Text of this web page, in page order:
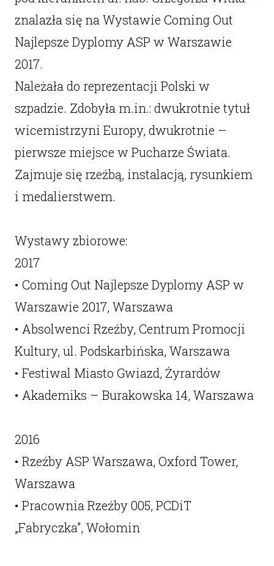
znalazła się na Wystawie Coming Out
Najlepsze Dyplomy ASP w Warszawie
2017.
Należała do reprezentacji Polski w
szpadzie. Zdobyła m.in.: dwukrotnie tytuł
wicemistrzyni Europy, dwukrotnie –
pierwsze miejsce w Pucharze Świata.
Zajmuje się rzeźbą, instalacją, rysunkiem
i medalierstwem.
Wystawy zbiorowe:
2017
• Coming Out Najlepsze Dyplomy ASP w
Warszawie 2017, Warszawa
• Absolwenci Rzeźby, Centrum Promocji
Kultury, ul. Podskarbińska, Warszawa
• Festiwal Miasto Gwiazd, Żyrardów
• Akademiks – Burakowska 14, Warszawa
2016
• Rzeźby ASP Warszawa, Oxford Tower,
Warszawa
• Pracownia Rzeźby 005, PCDiT
„Fabryczka”, Wołomin